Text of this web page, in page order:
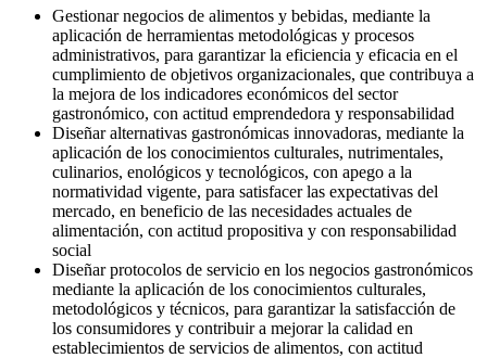
Gestionar negocios de alimentos y bebidas, mediante la
aplicación de herramientas metodológicas y procesos
administrativos, para garantizar la eficiencia y eficacia en el
cumplimiento de objetivos organizacionales, que contribuya a
la mejora de los indicadores económicos del sector
gastronómico, con actitud emprendedora y responsabilidad
Diseñar alternativas gastronómicas innovadoras, mediante la
aplicación de los conocimientos culturales, nutrimentales,
culinarios, enológicos y tecnológicos, con apego a la
normatividad vigente, para satisfacer las expectativas del
mercado, en beneficio de las necesidades actuales de
alimentación, con actitud propositiva y con responsabilidad
social
Diseñar protocolos de servicio en los negocios gastronómicos
mediante la aplicación de los conocimientos culturales,
metodológicos y técnicos, para garantizar la satisfacción de
los consumidores y contribuir a mejorar la calidad en
establecimientos de servicios de alimentos, con actitud